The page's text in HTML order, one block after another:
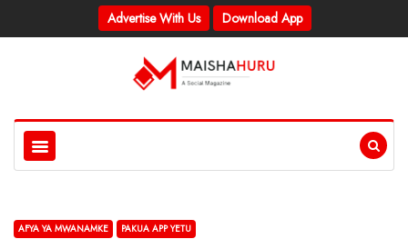
Advertise With Us Download App
AFYA YA MWANAMKE PAKUA APP YETU